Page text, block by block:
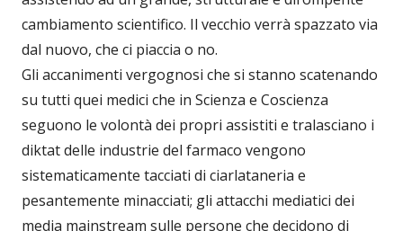
cambiamento scientifico. Il vecchio verrà spazzato via
dal nuovo, che ci piaccia o no.
Gli accanimenti vergognosi che si stanno scatenando
su tutti quei medici che in Scienza e Coscienza
seguono le volontà dei propri assistiti e tralasciano i
diktat delle industrie del farmaco vengono
sistematicamente tacciati di ciarlataneria e
pesantemente minacciati; gli attacchi mediatici dei
media mainstream sulle persone che decidono di